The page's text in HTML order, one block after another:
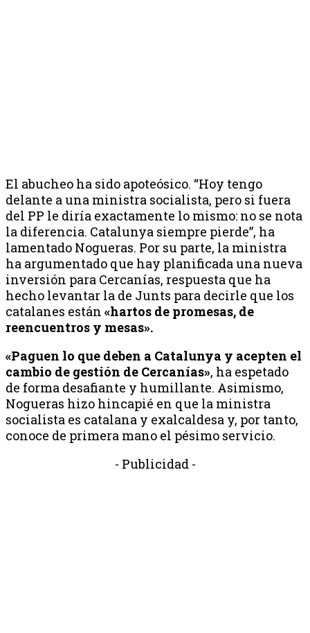
El abucheo ha sido apoteósico. “Hoy tengo
delante a una ministra socialista, pero si fuera
del PP le diría exactamente lo mismo: no se nota
la diferencia. Catalunya siempre pierde”, ha
lamentado Nogueras. Por su parte, la ministra
ha argumentado que hay planificada una nueva
inversión para Cercanías, respuesta que ha
hecho levantar la de Junts para decirle que los
catalanes están «hartos de promesas, de
reencuentros y mesas».
«Paguen lo que deben a Catalunya y acepten el
cambio de gestión de Cercanías», ha espetado
de forma desafiante y humillante. Asimismo,
Nogueras hizo hincapié en que la ministra
socialista es catalana y exalcaldesa y, por tanto,
conoce de primera mano el pésimo servicio.
- Publicidad -